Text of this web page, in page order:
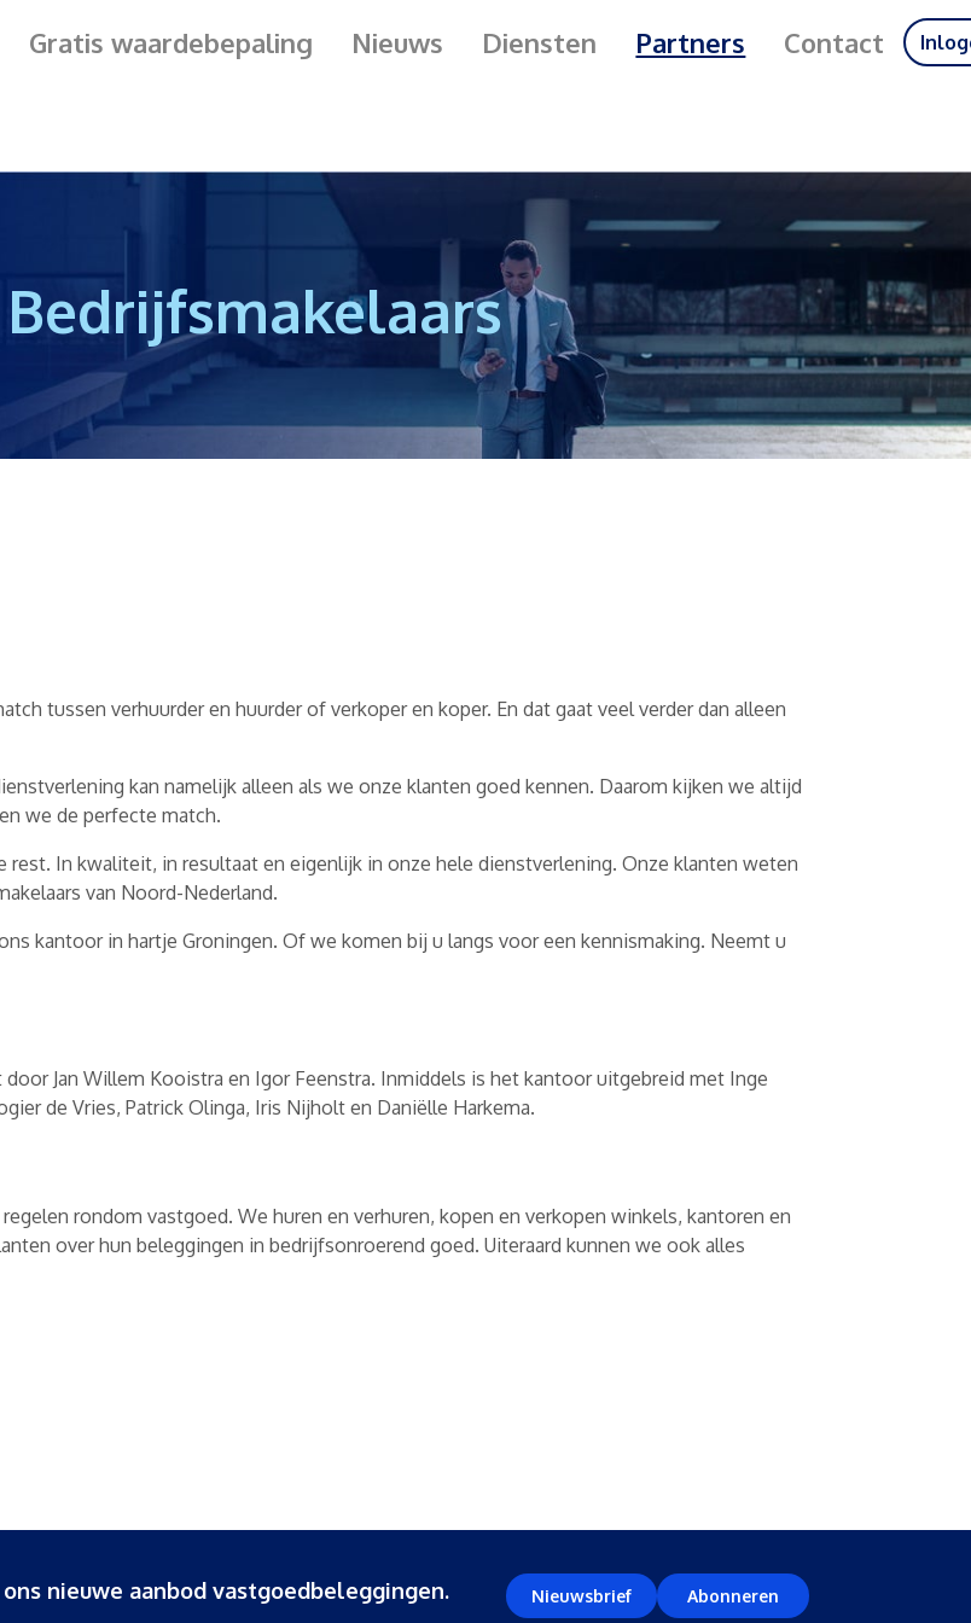
Gratis waardebepaling Nieuws Diensten Partners Contact
tussen verhuurder en huurder of verkoper en koper. En dat gaat veel verder dan alleen
kan namelijk alleen als we onze klanten goed kennen. Daarom kijken we altijd
we de perfecte match.
rest. In kwaliteit, in resultaat en eigenlijk in onze hele dienstverlening. Onze klanten weten
van Noord-Nederland.
kantoor in hartje Groningen. Of we komen bij u langs voor een kennismaking. Neemt u
Jan Willem Kooistra en Igor Feenstra. Inmiddels is het kantoor uitgebreid met Inge
de Vries, Patrick Olinga, Iris Nijholt en Daniëlle Harkema.
rondom vastgoed. We huren en verhuren, kopen en verkopen winkels, kantoren en
over hun beleggingen in bedrijfsonroerend goed. Uiteraard kunnen we ook alles
nieuwe aanbod vastgoedbeleggingen. Nieuwsbrief Abonneren